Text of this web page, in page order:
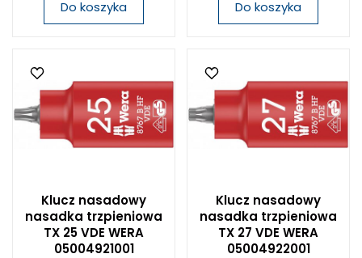
Do koszyka Do koszyka
Klucz nasadowy
nasadka trzpieniowa
TX 25 VDE WERA
05004921001
Klucz nasadowy
nasadka trzpieniowa
TX 27 VDE WERA
05004922001